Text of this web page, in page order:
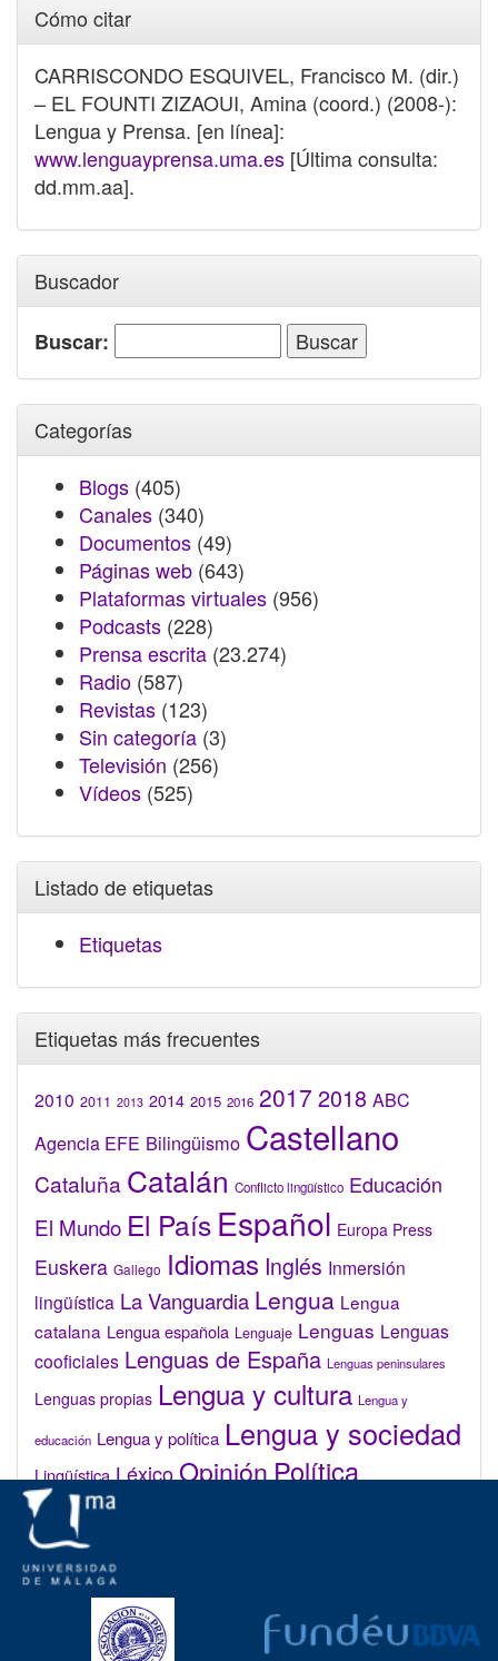
Cómo citar
CARRISCONDO ESQUIVEL, Francisco M. (dir.)
– EL FOUNTI ZIZAOUI, Amina (coord.) (2008-):
Lengua y Prensa. [en línea]:
www.lenguayprensa.uma.es [Última consulta:
dd.mm.aa].
Buscador
Buscar:
Categorías
Blogs (405)
Canales (340)
Documentos (49)
Páginas web (643)
Plataformas virtuales (956)
Podcasts (228)
Prensa escrita (23.274)
Radio (587)
Revistas (123)
Sin categoría (3)
Televisión (256)
Vídeos (525)
Listado de etiquetas
Etiquetas
Etiquetas más frecuentes
2010 2011 2013 2014 2015 2016 2017 2018 ABC
Agencia EFE Bilingüismo Castellano
Cataluña Catalán Conflicto lingüístico Educación
El Mundo El País Español Europa Press
Euskera Gallego Idiomas Inglés Inmersión
lingüística La Vanguardia Lengua Lengua
catalana Lengua española Lenguaje Lenguas Lenguas
cooficiales Lenguas de España Lenguas peninsulares
Lenguas propias Lengua y cultura Lengua y
educación Lengua y política Lengua y sociedad
Lingüística LéxicoOpiniónPolítica
lingüística
Valenciano
Administrar